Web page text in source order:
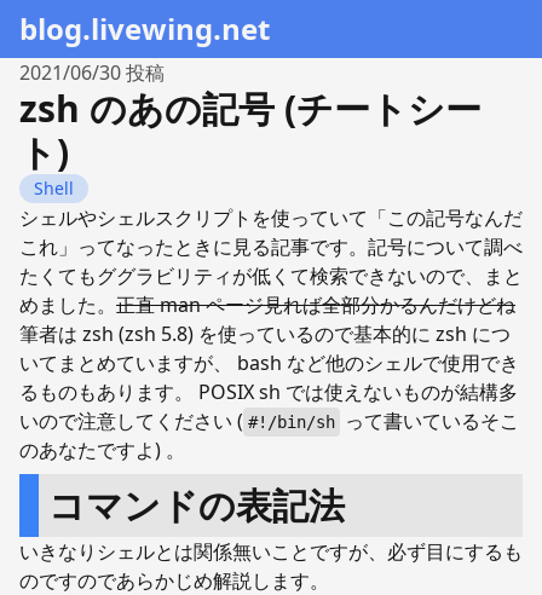
blog.livewing.net
2021/06/30投稿
zsh のあの記号 (チートシー
ト)
Shell
シェルやシェルスクリプトを使っていて「この記号なんだ
これ」ってなったときに見る記事です。記号について調べ
たくてもググラビリティが低くて検索できないので、まと
めました。 正直 man ページ見れば全部分かるんだけどね
筆者は zsh (zsh 5.8) を使っているので基本的に zsh につ
いてまとめていますが、 bash など他のシェルで使用でき
るものもあります。 POSIX sh では使えないものが結構多
いので注意してください ( #!/bin/sh
って書いているそこ
のあなたですよ) 。
コマンドの表記法
いきなりシェルとは関係無いことですが、必ず目にするも
のですのであらかじめ解説します。